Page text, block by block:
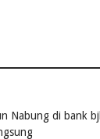
Nabung di bank